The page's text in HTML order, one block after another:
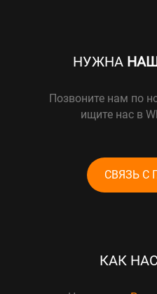
НУЖНА
Позвоните нам по
ищите нас в
СВЯЗЬ С
КАК НАС